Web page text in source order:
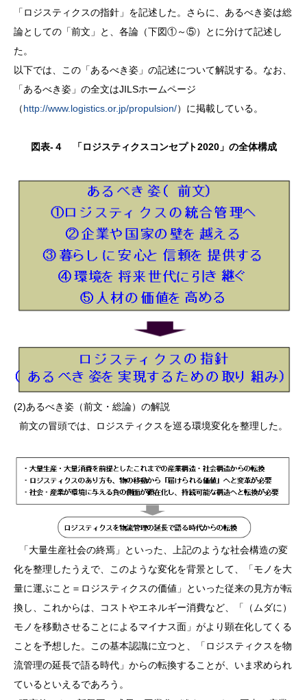
「ロジスティクスの指針」を記述した。さらに、あるべき姿は総
論としての「前文」と、各論（下図①～⑤）とに分けて記述し
た。
以下では、この「あるべき姿」の記述について解説する。なお、
「あるべき姿」の全文はJILSホームページ
（http://www.logistics.or.jp/propulsion/）に掲載している。
図表-４ 「ロジスティクスコンセプト2020」の全体構成
(2)あるべき姿（前文・総論）の解説
前文の冒頭では、ロジスティクスを巡る環境変化を整理した。
「大量生産社会の終焉」といった、上記のような社会構造の変
化を整理したうえで、このような変化を背景として、「モノを大
量に運ぶこと＝ロジスティクスの価値」といった従来の見方が転
換し、これからは、コストやエネルギー消費など、「（ムダに）
モノを移動させることによるマイナス面」がより顕在化してくる
ことを予想した。この基本認識に立つと、「ロジスティクスを物
流管理の延長で語る時代」からの転換することが、いま求められ
ているといえるであろう。